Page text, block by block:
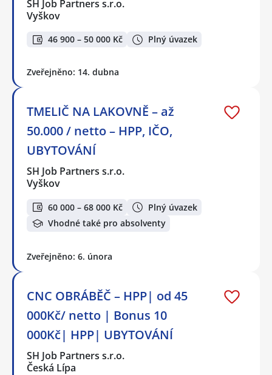
SH Job Partners s.r.o.
Vyškov
46 900 – 50 000 Kč Plný úvazek
Zveřejněno: 14. dubna
TMELIČ NA LAKOVNĚ – až
50.000 / netto – HPP, IČO,
UBYTOVÁNÍ
SH Job Partners s.r.o.
Vyškov
60 000 – 68 000 Kč
Plný úvazek
Vhodné také pro absolventy
Zveřejněno: 6. února
CNC OBRÁBĚČ – HPP| od 45
000Kč/ netto | Bonus 10
000Kč| HPP| UBYTOVÁNÍ
SH Job Partners s.r.o.
Česká Lípa